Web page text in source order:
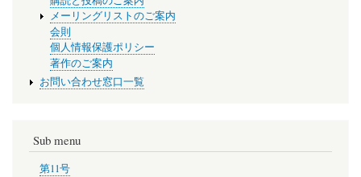
メーリングリストのご案内
会則
個人情報保護ポリシー
著作のご案内
お問い合わせ窓口一覧
Sub menu
第11号